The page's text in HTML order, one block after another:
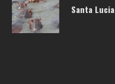
Santa Lucia